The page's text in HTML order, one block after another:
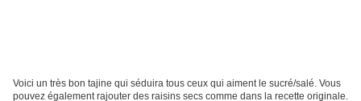
Voici un très bon tajine qui séduira tous ceux qui aiment le sucré/salé. Vous
pouvez également rajouter des raisins secs comme dans la recette originale.